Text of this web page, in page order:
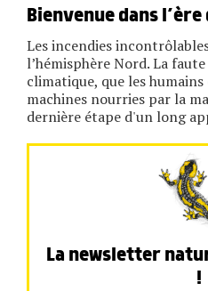
Bienvenue dans
Les incendies
l’hémisphère Nord. La
climatique, que les
machines nourries par la
dernière étape d'un long
La newsletter
!